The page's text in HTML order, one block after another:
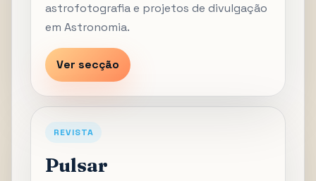
astrofotografia e projetos de divulgação
em Astronomia.
Ver secção
REVISTA
Pulsar